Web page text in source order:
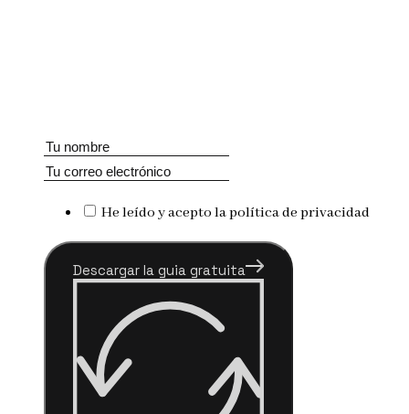
He leído y acepto la política de privacidad
Descargar la guia gratuita